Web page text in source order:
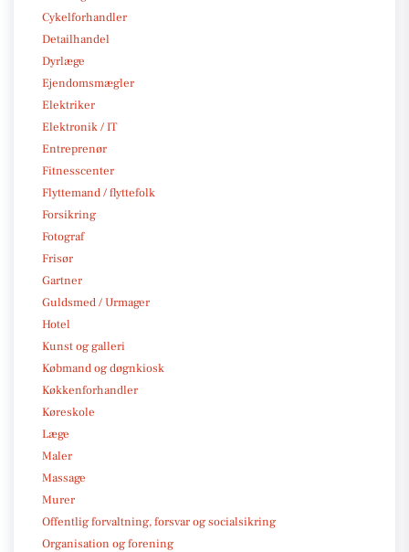
Cykelforhandler
Detailhandel
Dyrlæge
Ejendomsmægler
Elektriker
Elektronik / IT
Entreprenør
Fitnesscenter
Flyttemand / flyttefolk
Forsikring
Fotograf
Frisør
Gartner
Guldsmed / Urmager
Hotel
Kunst og galleri
Købmand og døgnkiosk
Køkkenforhandler
Køreskole
Læge
Maler
Massage
Murer
Offentlig forvaltning, forsvar og socialsikring
Organisation og forening